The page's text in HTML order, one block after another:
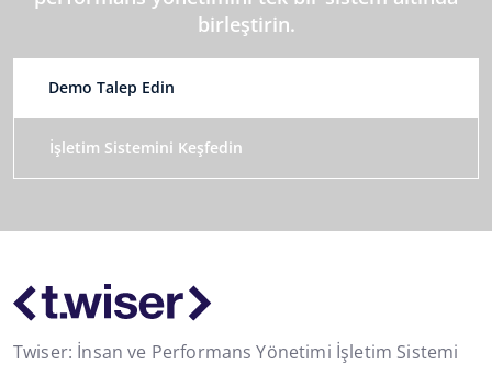
birleştirin.
Demo Talep Edin
İşletim Sistemini Keşfedin
Twiser: İnsan ve Performans Yönetimi İşletim Sistemi